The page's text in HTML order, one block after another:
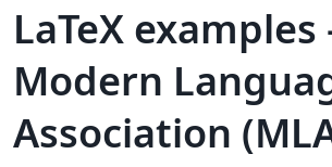
LaTeX
Modern
Association